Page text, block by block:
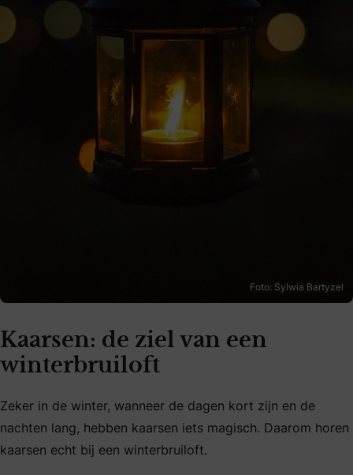
Foto: Sylwia Bartyzel
Kaarsen: de ziel van een
winterbruiloft
Zeker in de winter, wanneer de dagen kort zijn en de
nachten lang, hebben kaarsen iets magisch. Daarom horen
kaarsen echt bij een winterbruiloft.